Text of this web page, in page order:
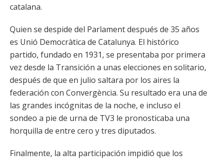
catalana.
Quien se despide del Parlament después de 35 años
es Unió Democràtica de Catalunya. El histórico
partido, fundado en 1931, se presentaba por primera
vez desde la Transición a unas elecciones en solitario,
después de que en julio saltara por los aires la
federación con Convergència. Su resultado era una de
las grandes incógnitas de la noche, e incluso el
sondeo a pie de urna de TV3 le pronosticaba una
horquilla de entre cero y tres diputados.
Finalmente, la alta participación impidió que los